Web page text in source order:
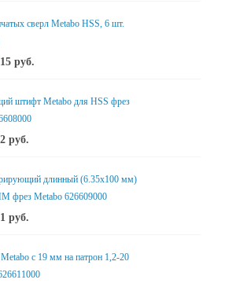
сверл Metabo HSS, 6 шт.
руб.
штифт Metabo для HSS фрез
руб.
длинный (6.35х100 мм)
фрез Metabo 626609000
руб.
c 19 мм на патрон 1,2-20